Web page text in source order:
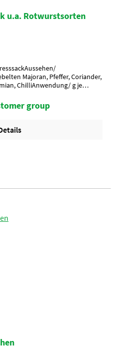
u.a. Rotwurstsorten
Majoran, Pfeffer, Coriander,
ChilliAnwendung/ g je
StatusHalal geeignet
group